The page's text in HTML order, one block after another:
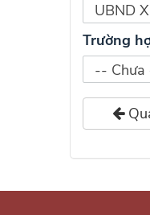
UBND
Trường
-- Chưa